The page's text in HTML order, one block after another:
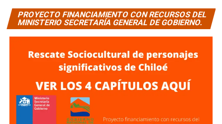
PROYECTO FINANCIAMIENTO CON RECURSOS DEL
MINISTERIO SECRETARÍA GENERAL DE GOBIERNO.